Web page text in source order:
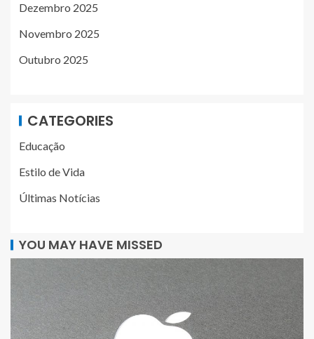
Dezembro 2025
Novembro 2025
Outubro 2025
CATEGORIES
Educação
Estilo de Vida
Últimas Notícias
YOU MAY HAVE MISSED